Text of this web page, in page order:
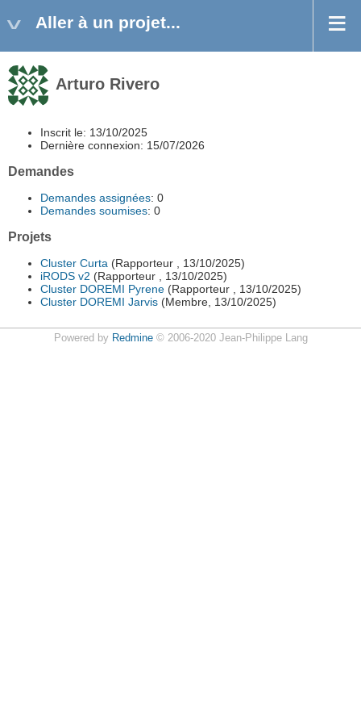
Aller à un projet...
Arturo Rivero
Inscrit le: 13/10/2025
Dernière connexion: 15/07/2026
Demandes
Demandes assignées: 0
Demandes soumises: 0
Projets
Cluster Curta (Rapporteur , 13/10/2025)
iRODS v2 (Rapporteur , 13/10/2025)
Cluster DOREMI Pyrene (Rapporteur , 13/10/2025)
Cluster DOREMI Jarvis (Membre, 13/10/2025)
Powered by Redmine© 2006-2020 Jean-Philippe Lang